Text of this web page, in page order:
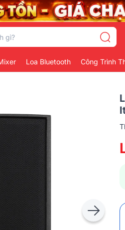
Loa Bluetooth Công Trình